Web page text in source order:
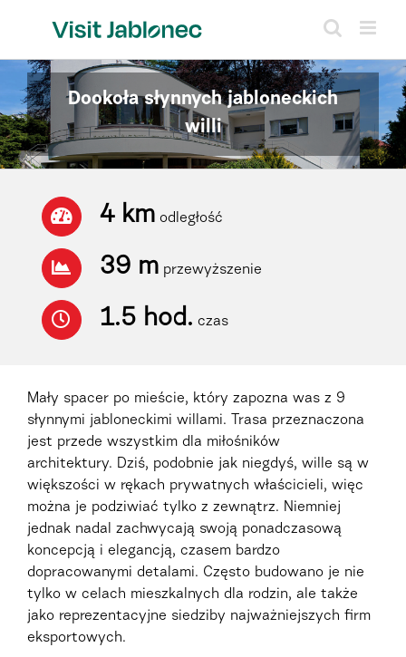
Dookoła słynnych jabloneckich
willi
4 km odległość
39 m przewyższenie
1.5 hod. czas
Mały spacer po mieście, który zapozna was z 9
słynnymi jabloneckimi willami. Trasa przeznaczona
jest przede wszystkim dla miłośników
architektury. Dziś, podobnie jak niegdyś, wille są w
większości w rękach prywatnych właścicieli, więc
można je podziwiać tylko z zewnątrz. Niemniej
jednak nadal zachwycają swoją ponadczasową
koncepcją i elegancją, czasem bardzo
dopracowanymi detalami. Często budowano je nie
tylko w celach mieszkalnych dla rodzin, ale także
jako reprezentacyjne siedziby najważniejszych firm
eksportowych.